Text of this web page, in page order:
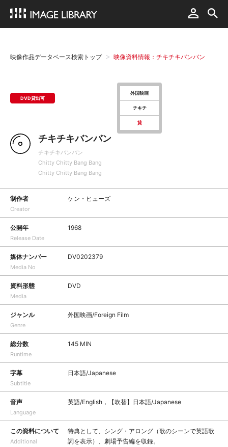
映像作品データベース検索トップ 映像資料情報：チキチキバンバン
DVD貸出可
外国映画
チキチ
貸
チキチキバンバン
チキチキバンバン
Chitty Chitty Bang Bang
Chitty Chitty Bang Bang
制作者
Creator
ケン・ヒューズ
公開年
Release Date
1968
媒体ナンバー
Media No
DV0202379
資料形態
Media
DVD
ジャンル
Genre
外国映画/Foreign Film
総分数
Runtime
145 MIN
字幕
Subtitle
日本語/Japanese
音声
Language
英語/English，【吹替】日本語/Japanese
この資料について
Additional
特典として、シング・アロング（歌のシーンで英語歌
詞を表示）、劇場予告編を収録。